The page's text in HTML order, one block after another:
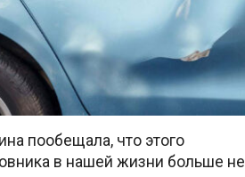
пообещала, что этого
в нашей жизни больше не